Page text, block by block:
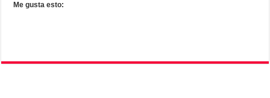
Me gusta esto: